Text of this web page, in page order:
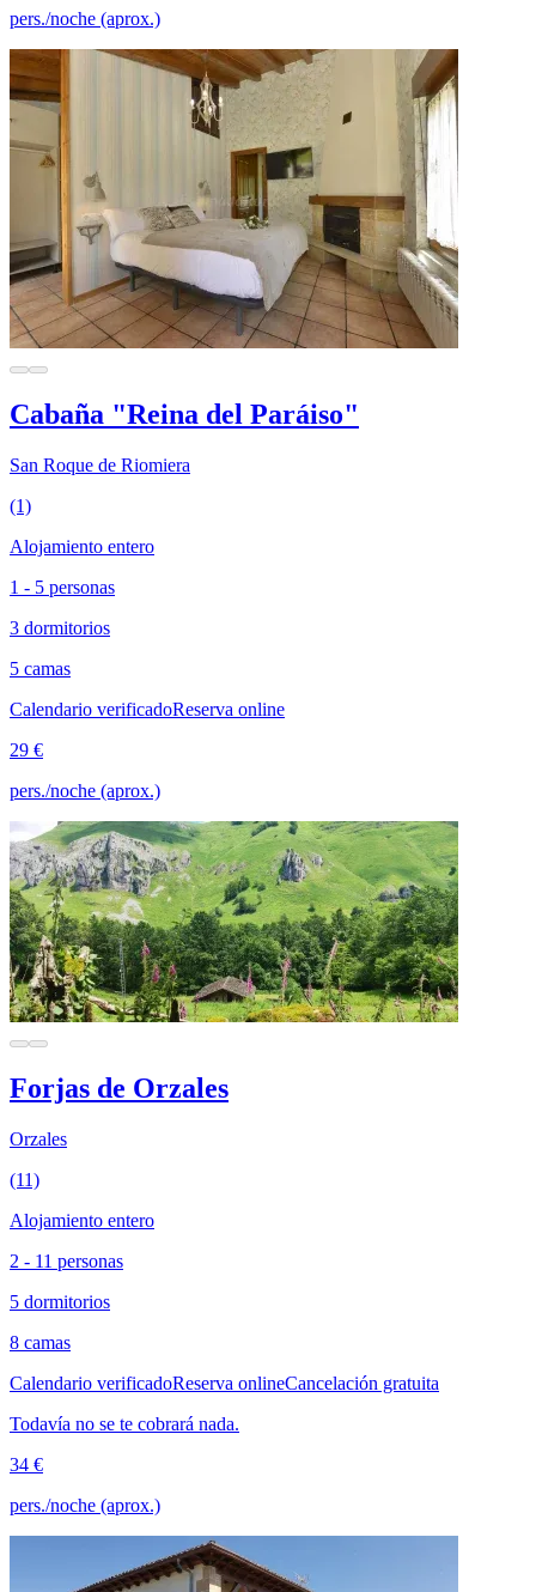
pers./noche (aprox.)
Cabaña "Reina del Paráiso"
San Roque de Riomiera
(1)
Alojamiento entero
1 - 5 personas
3 dormitorios
5 camas
Calendario verificadoReserva online
29 €
pers./noche (aprox.)
Forjas de Orzales
Orzales
(11)
Alojamiento entero
2 - 11 personas
5 dormitorios
8 camas
Calendario verificadoReserva onlineCancelación gratuita
Todavía no se te cobrará nada.
34 €
pers./noche (aprox.)